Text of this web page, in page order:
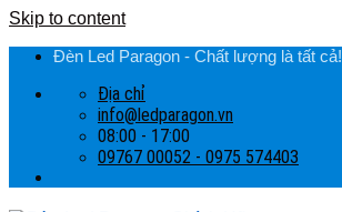
Skip to content
Đèn Led Paragon - Chất lượng là tất cả!
Địa chỉ
info@ledparagon.vn
08:00 - 17:00
09767 00052 - 0975 574403